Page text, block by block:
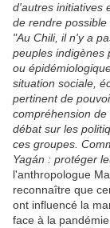
d'autres initiatives
de rendre
"Au Chili, il n'y a
peuples indigènes
ou
situation sociale,
pertinent de
compréhension
débat sur les
ces groupes.
Yagán : protéger
l'anthropologue
reconnaître que
ont influencé la
face à la